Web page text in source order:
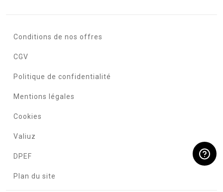
Conditions de nos offres
CGV
Politique de confidentialité
Mentions légales
Cookies
Valiuz
DPEF
Plan du site